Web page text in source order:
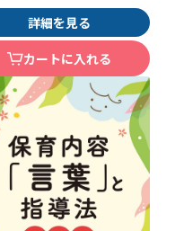
詳細を見る
カートに入れる